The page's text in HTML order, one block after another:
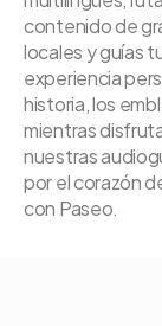
contenido de
locales y guías
experiencia
historia, los
mientras
nuestras
por el corazón
con Paseo.